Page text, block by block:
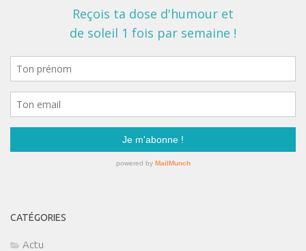
CATÉGORIES
Actu